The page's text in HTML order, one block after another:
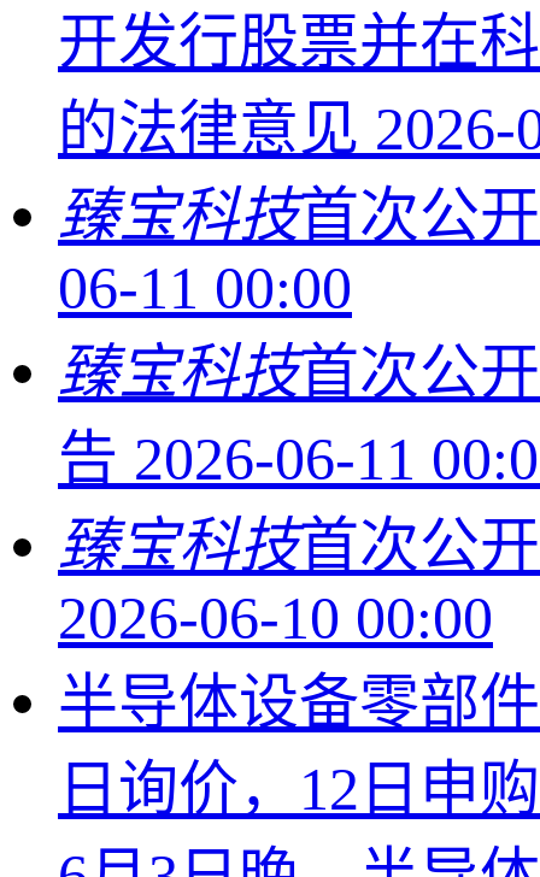
开发行股票并在
的法律意见 2026-
臻宝科技首次公
06-11 00:00
臻宝科技首次公
告 2026-06-11
臻宝科技首次公
2026-06-10 00:00
半导体设备零部
日询价，12日申购